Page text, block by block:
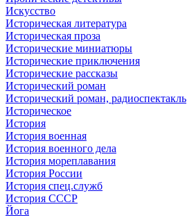
Искусство
Историческая литература
Историческая проза
Исторические миниатюры
Исторические приключения
Исторические рассказы
Исторический роман
Исторический роман, радиоспектакль
Историческое
История
История военная
История военного дела
История мореплавания
История России
История спец.служб
История СССР
Йога